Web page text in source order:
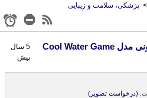
> پزشکی، سلامت و زیبایی
بادی اسپلش مردانه سیمفونی مدل Cool Water Game
5 سال
پیش
(درخواست تصویر)